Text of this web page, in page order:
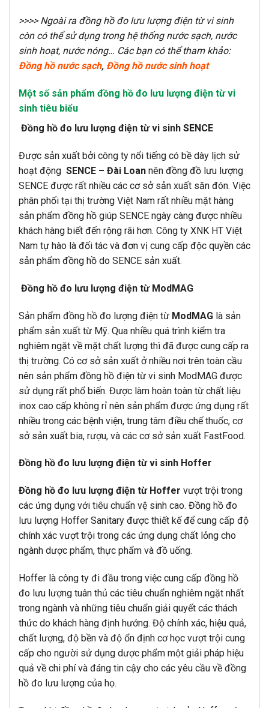
>>>> Ngoài ra đồng hồ đo lưu lượng điện từ vi sinh
còn có thể sử dụng trong hệ thống nước sạch, nước
sinh hoạt, nước nóng… Các bạn có thể tham khảo:
Đồng hồ nước sạch, Đồng hồ nước sinh hoạt
Một số sản phẩm đồng hồ đo lưu lượng điện từ vi
sinh tiêu biểu
Đồng hồ đo lưu lượng điện từ vi sinh SENCE
Được sản xuất bởi công ty nổi tiếng có bề dày lịch sử
hoạt động SENCE – Đài Loan nên đồng đồ lưu lượng
SENCE được rất nhiều các cơ sở sản xuất săn đón. Việc
phân phối tại thị trường Việt Nam rất nhiều mặt hàng
sản phẩm đồng hồ giúp SENCE ngày càng được nhiều
khách hàng biết đến rộng rãi hơn. Công ty XNK HT Việt
Nam tự hào là đối tác và đơn vị cung cấp độc quyền các
sản phẩm đồng hồ do SENCE sản xuất.
Đồng hồ đo lưu lượng điện từ ModMAG
Sản phẩm đồng hồ đo lượng điện từ ModMAG là sản
phẩm sản xuất từ Mỹ. Qua nhiều quá trình kiểm tra
nghiêm ngặt về mặt chất lượng thì đã được cung cấp ra
thị trường. Có cơ sở sản xuất ở nhiều nơi trên toàn cầu
nên sản phẩm đồng hồ điện từ vi sinh ModMAG được
sử dụng rất phổ biến. Được làm hoàn toàn từ chất liệu
inox cao cấp không rỉ nên sản phẩm được ứng dụng rất
nhiều trong các bệnh viện, trung tâm điều chế thuốc, cơ
sở sản xuất bia, rượu, và các cơ sở sản xuất FastFood.
Đồng hồ đo lưu lượng điện từ vi sinh Hoffer
Đồng hồ đo lưu lượng điện từ Hoffer vượt trội trong
các ứng dụng với tiêu chuẩn vệ sinh cao. Đồng hồ đo
lưu lượng Hoffer Sanitary được thiết kế để cung cấp độ
chính xác vượt trội trong các ứng dụng chất lỏng cho
ngành dược phẩm, thực phẩm và đồ uống.
Hoffer là công ty đi đầu trong việc cung cấp đồng hồ
đo lưu lượng tuân thủ các tiêu chuẩn nghiêm ngặt nhất
trong ngành và những tiêu chuẩn giải quyết các thách
thức do khách hàng định hướng. Độ chính xác, hiệu quả,
chất lượng, độ bền và độ ổn định cơ học vượt trội cung
cấp cho người sử dụng dược phẩm một giải pháp hiệu
quả về chi phí và đáng tin cậy cho các yêu cầu về đồng
hồ đo lưu lượng của họ.